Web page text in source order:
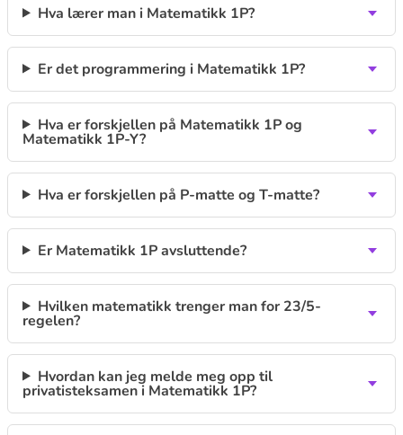
Hva lærer man i Matematikk 1P?
Er det programmering i Matematikk 1P?
Hva er forskjellen på Matematikk 1P og
Matematikk 1P-Y?
Hva er forskjellen på P-matte og T-matte?
Er Matematikk 1P avsluttende?
Hvilken matematikk trenger man for 23/5-
regelen?
Hvordan kan jeg melde meg opp til
privatisteksamen i Matematikk 1P?